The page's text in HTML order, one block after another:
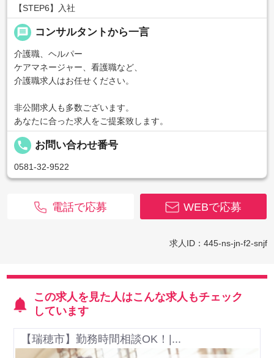
【STEP6】入社
message コンサルタントから一言
介護職、ヘルパー
ケアマネージャー、看護職など、
介護職求人はお任せください。
非公開求人も多数ございます。
あなたに合った求人をご提案致します。
local_phone お問い合わせ番号
0581-32-9522
WEBで応募
電話で応募
求人ID：445-ns-jn-f2-snjf
この求人を見た人はこんな求人もチェック
しています
【瑞穂市】勤務時間相談OK！|...